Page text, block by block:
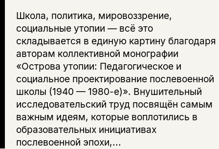
Школа, политика, мировоззрение,
социальные утопии — всё это
складывается в единую картину благодаря
авторам коллективной монографии
«Острова утопии: Педагогическое и
социальное проектирование послевоенной
школы (1940 — 1980-е)». Внушительный
исследовательский труд посвящён самым
важным идеям, которые воплотились в
образовательных инициативах
послевоенной эпохи,...